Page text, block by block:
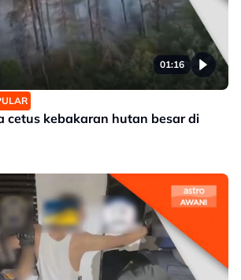
01:16
cetus kebakaran hutan besar di